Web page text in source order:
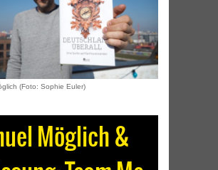
(Foto: Sophie Euler)
Möglich &